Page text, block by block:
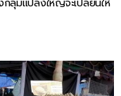
ลุ่มแปลงใหญ่จะเปลี่ยนให้